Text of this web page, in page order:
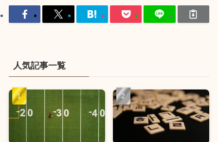
人気記事一覧